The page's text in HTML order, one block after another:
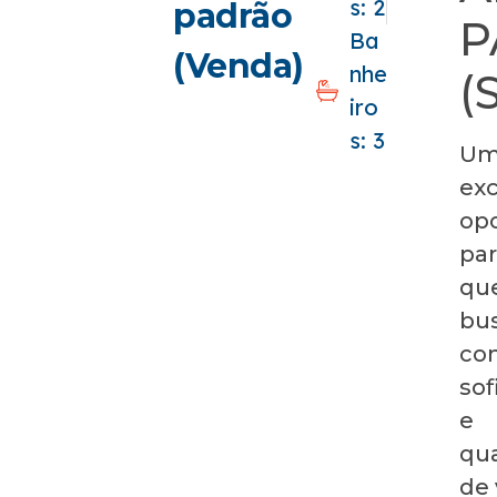
padrão
(Venda)
s: 2
Ba
nhe
iro
s: 3
e
de